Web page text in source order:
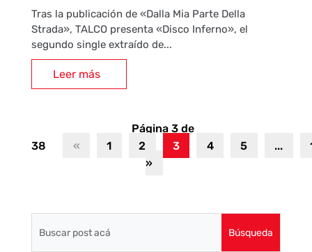
Tras la publicación de «Dalla Mia Parte Della
Strada», TALCO presenta «Disco Inferno», el
segundo single extraído de...
Leer más
Página 3 de
38
« 1 2 3 4 5 ...
»